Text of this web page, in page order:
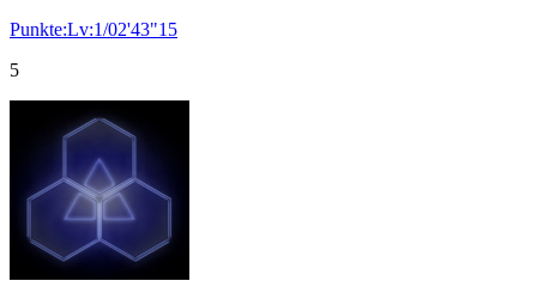
Punkte:Lv:1/02'43"15
5